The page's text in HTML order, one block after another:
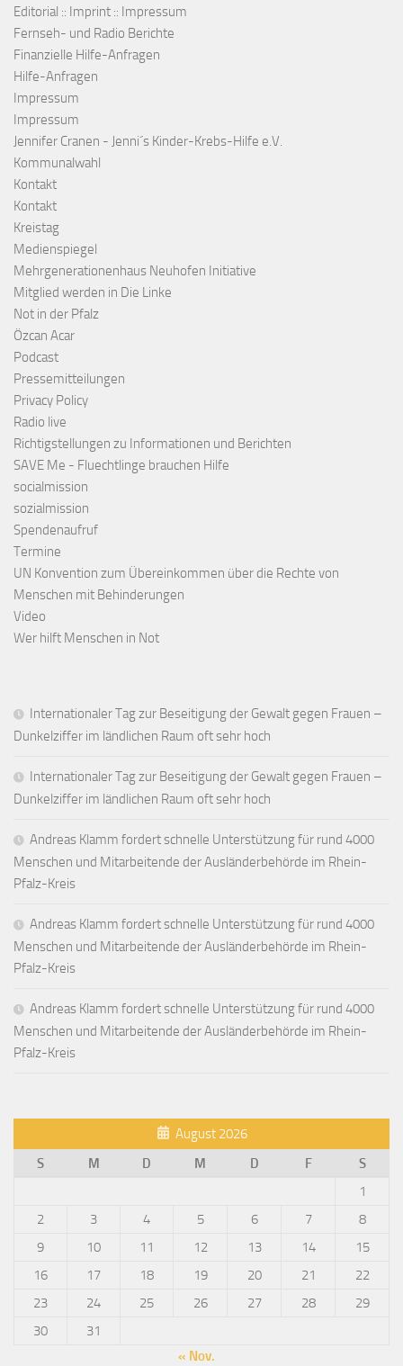
Editorial :: Imprint :: Impressum
Fernseh- und Radio Berichte
Finanzielle Hilfe-Anfragen
Hilfe-Anfragen
Impressum
Impressum
Jennifer Cranen - Jenni´s Kinder-Krebs-Hilfe e.V.
Kommunalwahl
Kontakt
Kontakt
Kreistag
Medienspiegel
Mehrgenerationenhaus Neuhofen Initiative
Mitglied werden in Die Linke
Not in der Pfalz
Özcan Acar
Podcast
Pressemitteilungen
Privacy Policy
Radio live
Richtigstellungen zu Informationen und Berichten
SAVE Me - Fluechtlinge brauchen Hilfe
socialmission
sozialmission
Spendenaufruf
Termine
UN Konvention zum Übereinkommen über die Rechte von
Menschen mit Behinderungen
Video
Wer hilft Menschen in Not
Internationaler Tag zur Beseitigung der Gewalt gegen Frauen –
Dunkelziffer im ländlichen Raum oft sehr hoch
Internationaler Tag zur Beseitigung der Gewalt gegen Frauen –
Dunkelziffer im ländlichen Raum oft sehr hoch
Andreas Klamm fordert schnelle Unterstützung für rund 4000
Menschen und Mitarbeitende der Ausländerbehörde im Rhein-
Pfalz-Kreis
Andreas Klamm fordert schnelle Unterstützung für rund 4000
Menschen und Mitarbeitende der Ausländerbehörde im Rhein-
Pfalz-Kreis
Andreas Klamm fordert schnelle Unterstützung für rund 4000
Menschen und Mitarbeitende der Ausländerbehörde im Rhein-
Pfalz-Kreis
August 2026
S
M D M D F
S
1
2
3 4 5 6 7
8
9
10 11 12 13 14
15
16
17 18 19 20 21
22
23
24 25 26 27 28
29
30
31
« Nov.